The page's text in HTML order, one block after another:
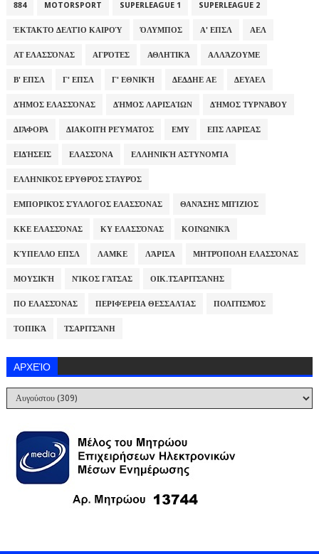
884 MOTORSPORT SUPERLEAGUE 1 SUPERLEAGUE 2
ΈΚΤΑΚΤΟ ΔΕΛΤΊΟ ΚΑΙΡΟΎ ΌΛΥΜΠΟΣ Α' ΕΠΣΛ ΑΕΛ
ΑΤ ΕΛΑΣΣΌΝΑΣ ΑΓΡΌΤΕΣ ΑΘΛΗΤΙΚΆ ΑΛΛΆΖΟΥΜΕ
Β' ΕΠΣΛ Γ' ΕΠΣΛ Γ' ΕΘΝΙΚΉ ΔΕΔΔΗΕ ΑΕ ΔΕΥΑΕΛ
ΔΉΜΟΣ ΕΛΑΣΣΌΝΑΣ ΔΉΜΟΣ ΛΑΡΙΣΑΊΩΝ ΔΉΜΟΣ ΤΥΡΝΆΒΟΥ
ΔΙΆΦΟΡΑ ΔΙΑΚΟΠΉ ΡΕΎΜΑΤΟΣ ΕΜΥ ΕΠΣ ΛΆΡΙΣΑΣ
ΕΙΔΉΣΕΙΣ ΕΛΑΣΣΌΝΑ ΕΛΛΗΝΙΚΉ ΑΣΤΥΝΟΜΊΑ
ΕΛΛΗΝΙΚΌΣ ΕΡΥΘΡΌΣ ΣΤΑΥΡΌΣ
ΕΜΠΟΡΙΚΌΣ ΣΎΛΛΟΓΟΣ ΕΛΑΣΣΌΝΑΣ ΘΑΝΆΣΗΣ ΜΠΊΖΙΟΣ
ΚΚΕ ΕΛΑΣΣΌΝΑΣ ΚΥ ΕΛΑΣΣΌΝΑΣ ΚΟΙΝΩΝΙΚΆ
ΚΎΠΕΛΛΟ ΕΠΣΛ ΛΑΜΚΕ ΛΆΡΙΣΑ ΜΗΤΡΌΠΟΛΗ ΕΛΑΣΣΌΝΑΣ
ΜΟΥΣΙΚΉ ΝΊΚΟΣ ΓΆΤΣΑΣ ΟΙΚ.ΤΣΑΡΙΤΣΆΝΗΣ
ΠΟ ΕΛΑΣΣΌΝΑΣ ΠΕΡΙΦΈΡΕΙΑ ΘΕΣΣΑΛΊΑΣ ΠΟΛΙΤΙΣΜΌΣ
ΤΟΠΙΚΆ ΤΣΑΡΙΤΣΆΝΗ
ΑΡΧΕΊΟ